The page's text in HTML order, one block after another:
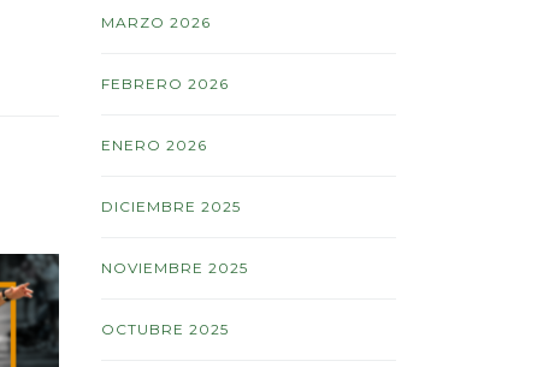
MARZO 2026
FEBRERO 2026
ENERO 2026
DICIEMBRE 2025
NOVIEMBRE 2025
OCTUBRE 2025